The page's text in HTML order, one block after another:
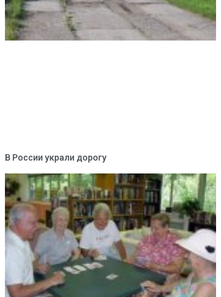
В России украли дорогу